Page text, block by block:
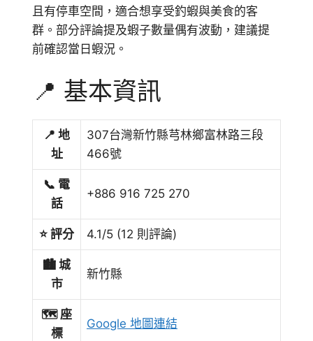
且有停車空間，適合想享受釣蝦與美食的客
群。部分評論提及蝦子數量偶有波動，建議提
前確認當日蝦況。
📍 基本資訊
📍 地
址
307台灣新竹縣芎林鄉富林路三段
466號
📞 電
話
+886 916 725 270
⭐ 評分 4.1/5 (12 則評論)
🏙️ 城
市
新竹縣
🗺️ 座
標
Google 地圖連結